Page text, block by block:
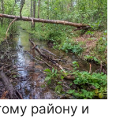
району и